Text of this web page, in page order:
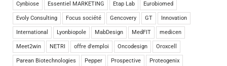
Cynbiose Essentiel MARKETING Etap Lab Eurobiomed
Evoly Consulting Focus société Gencovery GT Innovation
International Lyonbiopole MabDesign MedFIT medicen
Meet2win NETRI offre d'emploi Oncodesign Oroxcell
Parean Biotechnologies Pepper Prospective Proteogenix